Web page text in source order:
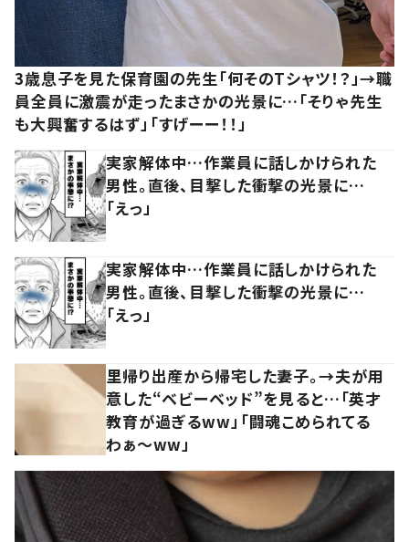
3歳息子を見た保育園の先生「何そのTシャツ！？」→職
員全員に激震が走ったまさかの光景に…「そりゃ先生
も大興奮するはず」「すげーー！！」
実家解体中…作業員に話しかけられた
男性。直後、目撃した衝撃の光景に…
「えっ」
実家解体中…作業員に話しかけられた
男性。直後、目撃した衝撃の光景に…
「えっ」
里帰り出産から帰宅した妻子。→夫が用
意した“ベビーベッド”を見ると…「英才
教育が過ぎるww」「闘魂こめられてる
わぁ～ww」